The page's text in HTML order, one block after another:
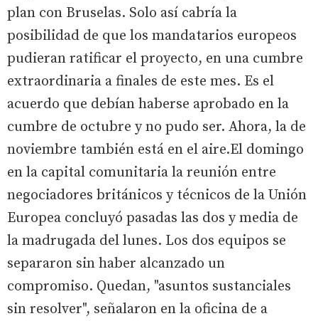
plan con Bruselas. Solo así cabría la
posibilidad de que los mandatarios europeos
pudieran ratificar el proyecto, en una cumbre
extraordinaria a finales de este mes. Es el
acuerdo que debían haberse aprobado en la
cumbre de octubre y no pudo ser. Ahora, la de
noviembre también está en el aire.El domingo
en la capital comunitaria la reunión entre
negociadores británicos y técnicos de la Unión
Europea concluyó pasadas las dos y media de
la madrugada del lunes. Los dos equipos se
separaron sin haber alcanzado un
compromiso. Quedan, "asuntos sustanciales
sin resolver", señalaron en la oficina de a